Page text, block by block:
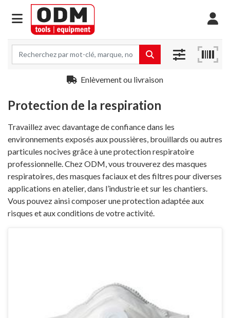
Enlèvement ou livraison
Protection de la respiration
Travaillez avec davantage de confiance dans les
environnements exposés aux poussières, brouillards ou autres
particules nocives grâce à une protection respiratoire
professionnelle. Chez ODM, vous trouverez des masques
respiratoires, des masques faciaux et des filtres pour diverses
applications en atelier, dans l’industrie et sur les chantiers.
Vous pouvez ainsi composer une protection adaptée aux
risques et aux conditions de votre activité.